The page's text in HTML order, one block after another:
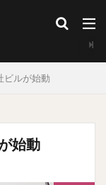
ビルが始動
始動